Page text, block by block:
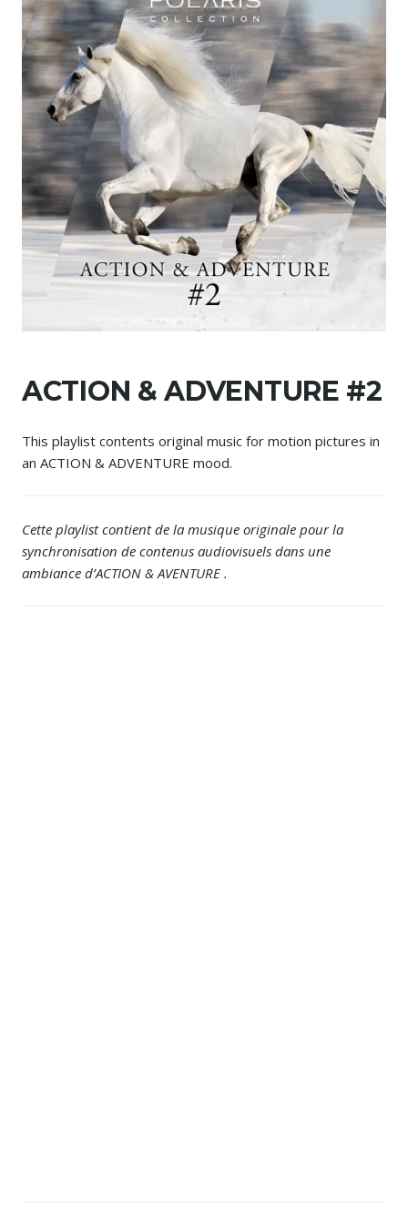
ACTION & ADVENTURE #2
This playlist contents original music for motion pictures in
an ACTION & ADVENTURE mood.
Cette playlist contient de la musique originale pour la
synchronisation de contenus audiovisuels dans une
ambiance d’ACTION & AVENTURE .